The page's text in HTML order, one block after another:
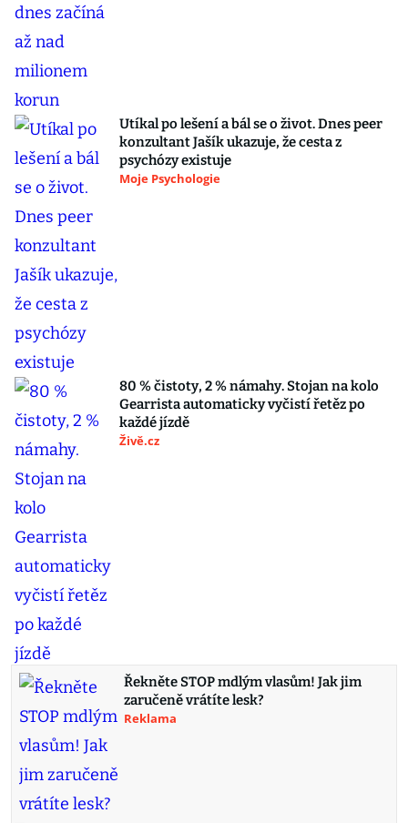
Utíkal po lešení a bál se o život. Dnes peer
konzultant Jašík ukazuje, že cesta z
psychózy existuje
Moje Psychologie
80 % čistoty, 2 % námahy. Stojan na kolo
Gearrista automaticky vyčistí řetěz po
každé jízdě
Živě.cz
Řekněte STOP mdlým vlasům! Jak jim
zaručeně vrátíte lesk?
Reklama